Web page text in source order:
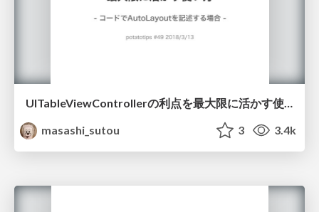
UITableViewControllerの利点を最大限に活かす使い方 - コードでAutoLayoutを記述する場合 -
masashi_sutou
3 3.4k